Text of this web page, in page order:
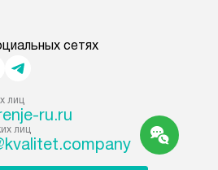
сетях
лиц
ru.ru
лиц